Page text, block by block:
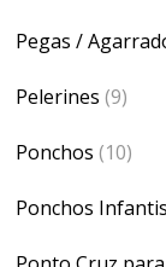
Pegas /
Pelerines (9)
Ponchos (10)
Ponchos